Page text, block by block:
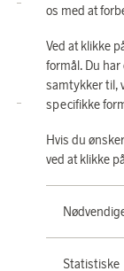
os med at
Ved at klikke
formål. Du
samtykker til,
specifikke
Hvis du
ved at klikke
Statistiske
Copyright ©